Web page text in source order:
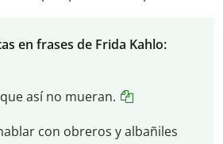
en frases de Frida Kahlo:
así no mueran.
con obreros y albañiles